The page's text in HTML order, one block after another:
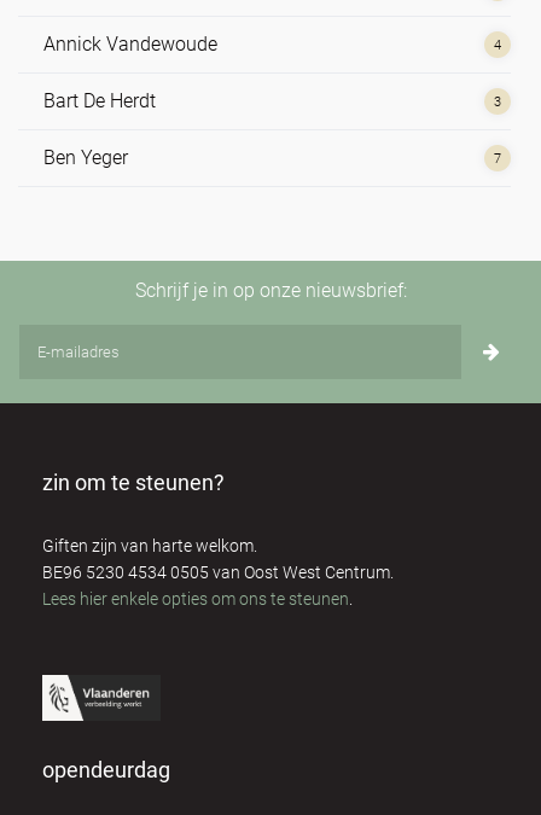
Annick Vandewoude 4
Bart De Herdt 3
Ben Yeger 7
Claire Elouard
Dominique Respens
Dora Olah
Ellen Saen
Els Mertens
Schrijf je in op onze nieuwsbrief:
zin om te steunen?
Giften zijn van harte welkom.
BE96 5230 4534 0505 van Oost West Centrum.
Lees hier enkele opties om ons te steunen
opendeurdag